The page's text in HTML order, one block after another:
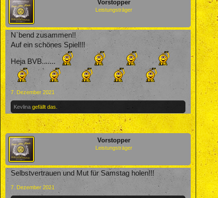
Vorstopper
Leistungsträger
N`bend zusammen!!
Auf ein schönes Spiel!!!
Heja BVB.......
7. Dezember 2021
Kevlina gefällt das.
Vorstopper
Leistungsträger
Selbstvertrauen und Mut für Samstag holen!!!
7. Dezember 2021